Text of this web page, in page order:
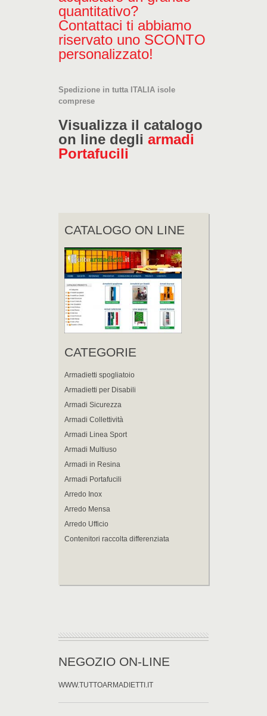
quantitativo?
Contattaci ti abbiamo
riservato uno SCONTO
personalizzato!
Spedizione in tutta ITALIA isole
comprese
Visualizza il catalogo
on line degli armadi
Portafucili
CATALOGO ON LINE
CATEGORIE
Armadietti spogliatoio
Armadietti per Disabili
Armadi Sicurezza
Armadi Collettività
Armadi Linea Sport
Armadi Multiuso
Armadi in Resina
Armadi Portafucili
Arredo Inox
Arredo Mensa
Arredo Ufficio
Contenitori raccolta differenziata
NEGOZIO ON-LINE
WWW.TUTTOARMADIETTI.IT